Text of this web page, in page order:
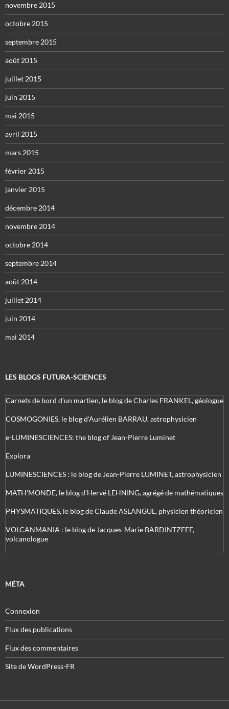
novembre 2015
octobre 2015
septembre 2015
août 2015
juillet 2015
juin 2015
mai 2015
avril 2015
mars 2015
février 2015
janvier 2015
décembre 2014
novembre 2014
octobre 2014
septembre 2014
août 2014
juillet 2014
juin 2014
mai 2014
LES BLOGS FUTURA-SCIENCES
Carnets de bord d’un martien, le blog de Charles FRANKEL, géologue
COSMOGONIES, le blog d'Aurélien BARRAU, astrophysicien
e-LUMINESCIENCES: the blog of Jean-Pierre Luminet
Explora
LUMINESCIENCES : le blog de Jean-Pierre LUMINET, astrophysicien
MATH'MONDE, le blog d'Hervé LEHNING, agrégé de mathématiques
PHYSMATIQUES, le blog de Claude ASLANGUL, physicien théoricien
VOLCANMANIA : le blog de Jacques-Marie BARDINTZEFF,
volcanologue
MÉTA
Connexion
Flux des publications
Flux des commentaires
Site de WordPress-FR